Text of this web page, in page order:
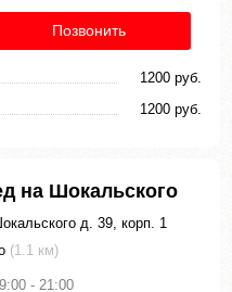
Позвонить
1200 руб.
1200 руб.
на Шокальского
д. 39, корп. 1
(1.1 км)
- 21:00